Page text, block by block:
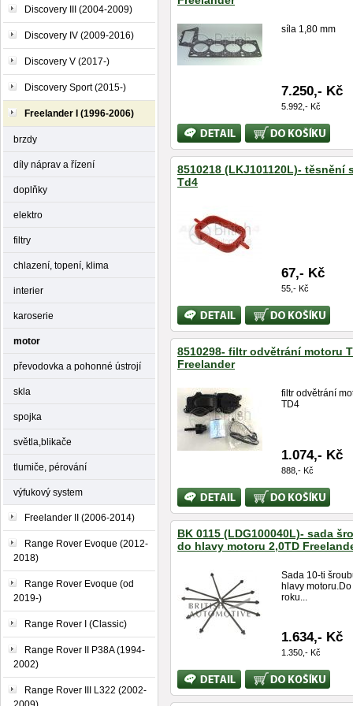
Discovery III (2004-2009)
Discovery IV (2009-2016)
Discovery V (2017-)
Discovery Sport (2015-)
Freelander I (1996-2006)
brzdy
díly náprav a řízení
doplňky
elektro
filtry
chlazení, topení, klima
interier
karoserie
motor
převodovka a pohonné ústrojí
skla
spojka
světla,blikače
tlumiče, pérování
výfukový system
Freelander II (2006-2014)
Range Rover Evoque (2012-
2018)
Range Rover Evoque (od
2019-)
Range Rover I (Classic)
Range Rover II P38A (1994-
2002)
Range Rover III L322 (2002-
síla 1,80 mm
7.250,- Kč
5.992,- Kč
Bližší
informace
Koupit
8510218 (LKJ101120L)- těsnění
Td4
67,- Kč
55,- Kč
Bližší
informace
Koupit
8510298- filtr odvětrání motoru
Freelander
filtr odvětrání
TD4
1.074,- Kč
888,- Kč
Bližší
informace
Koupit
BK 0115 (LDG100040L)- sada
do hlavy motoru 2,0TD
Sada 10-ti
hlavy motoru.Do
roku...
1.634,- Kč
1.350,- Kč
Bližší
informace
Koupit